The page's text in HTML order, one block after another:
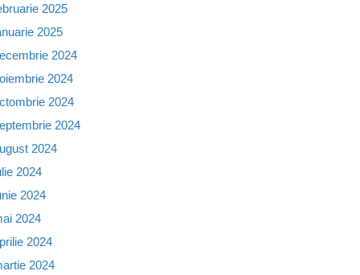
2025
2025
2024
2024
2024
2024
2024
2024
2024
2024
2024
2024